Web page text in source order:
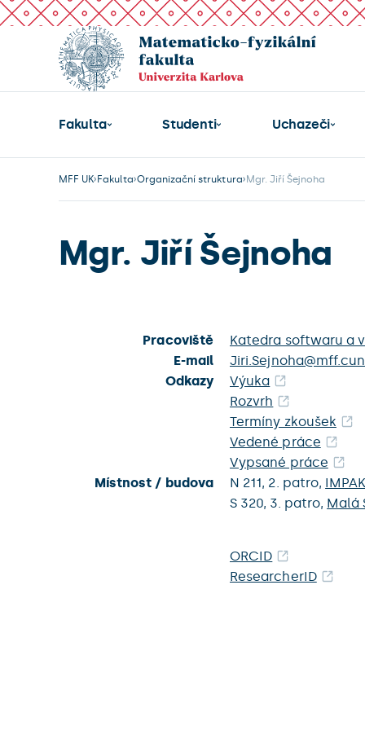
Fakulta Studenti Uchazeči
MFF UK Fakulta Organizační struktura Mgr. Jiří Šejnoha
Mgr. Jiří Šejnoha
Pracoviště
Katedra softwaru a
E-mail
Odkazy
Výuka
Rozvrh
Termíny zkoušek
Vedené práce
Vypsané práce
Místnost / budova
N 211, 2. patro,
S 320, 3. patro, Malá
ORCID
ResearcherID